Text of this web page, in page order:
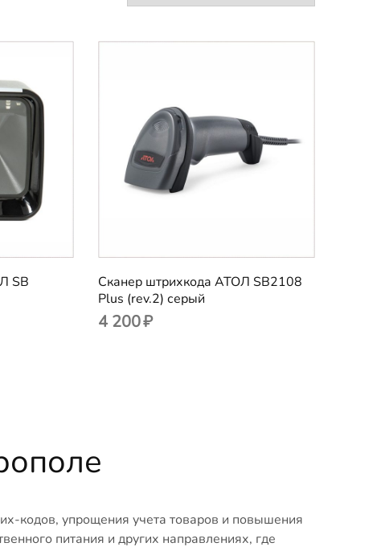
SB
Сканер штрихкода АТОЛ SB2108
Plus (rev.2) серый
4 200₽
кодов, упрощения учета товаров и повышения
питания и других направлениях, где